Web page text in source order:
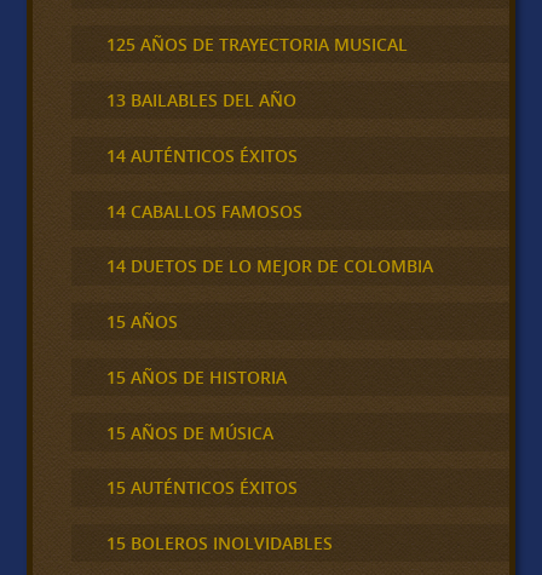
125 AÑOS DE TRAYECTORIA MUSICAL
13 BAILABLES DEL AÑO
14 AUTÉNTICOS ÉXITOS
14 CABALLOS FAMOSOS
14 DUETOS DE LO MEJOR DE COLOMBIA
15 AÑOS
15 AÑOS DE HISTORIA
15 AÑOS DE MÚSICA
15 AUTÉNTICOS ÉXITOS
15 BOLEROS INOLVIDABLES